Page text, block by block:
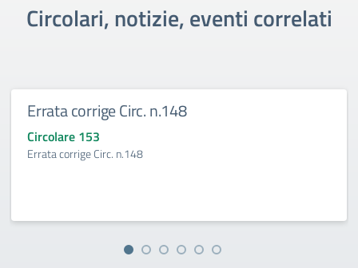
Circolari, notizie, eventi correlati
Errata corrige Circ. n.148
Circolare 153
Errata corrige Circ. n.148